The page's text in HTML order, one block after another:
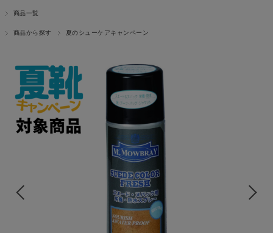
商品一覧
商品から探す 夏のシューケアキャンペーン